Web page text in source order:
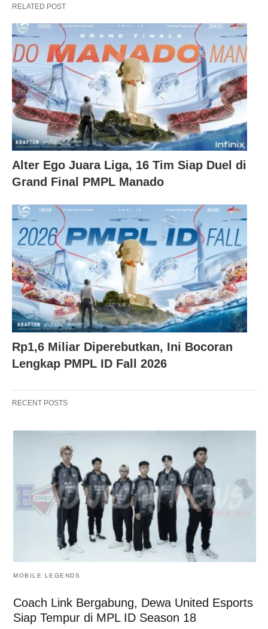
RELATED POST
Alter Ego Juara Liga, 16 Tim Siap Duel di
Grand Final PMPL Manado
Rp1,6 Miliar Diperebutkan, Ini Bocoran
Lengkap PMPL ID Fall 2026
RECENT POSTS
MOBILE LEGENDS
Coach Link Bergabung, Dewa United Esports
Siap Tempur di MPL ID Season 18